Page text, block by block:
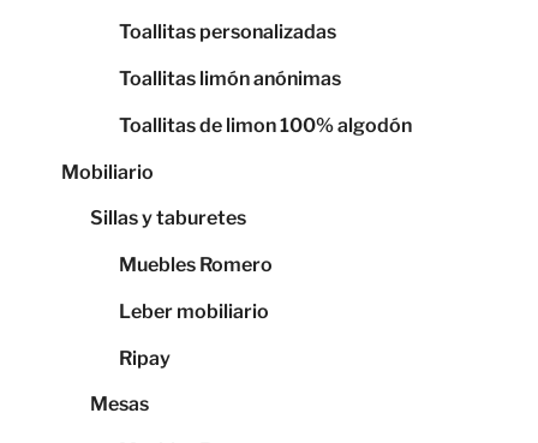
Toallitas personalizadas
Toallitas limón anónimas
Toallitas de limon 100% algodón
Mobiliario
Sillas y taburetes
Muebles Romero
Leber mobiliario
Ripay
Mesas